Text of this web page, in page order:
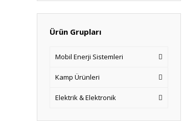
Ürün Grupları
Mobil Enerji Sistemleri
Kamp Ürünleri
Elektrik & Elektronik